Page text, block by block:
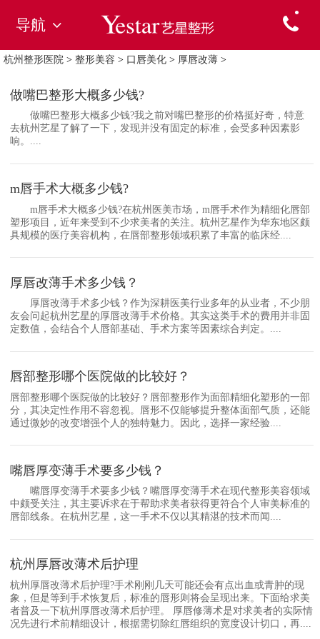
导航
杭州整形医院 > 整形美容 > 口唇美化 > 厚唇改薄 >
做嘴巴整形大概多少钱?
做嘴巴整形大概多少钱?我之前对嘴巴整形的价格挺好奇，特意
去杭州艺星了解了一下，发现并没有固定的标准，会受多种因素影
响。....
m唇手术大概多少钱?
m唇手术大概多少钱?在杭州医美市场，m唇手术作为精细化唇部
塑形项目，近年来受到不少求美者的关注。杭州艺星作为华东地区颇
具规模的医疗美容机构，在唇部整形领域积累了丰富的临床经....
厚唇改薄手术多少钱？
厚唇改薄手术多少钱？作为深耕医美行业多年的从业者，不少朋
友会问起杭州艺星的厚唇改薄手术价格。其实这类手术的费用并非固
定数值，会结合个人唇部基础、手术方案等因素综合判定。....
唇部整形哪个医院做的比较好？
唇部整形哪个医院做的比较好？唇部整形作为面部精细化塑形的一部
分，其决定性作用不容忽视。唇形不仅能够提升整体面部气质，还能
通过微妙的改变增强个人的独特魅力。因此，选择一家经验....
嘴唇厚变薄手术要多少钱？
嘴唇厚变薄手术要多少钱？嘴唇厚变薄手术在现代整形美容领域
中颇受关注，其主要诉求在于帮助求美者获得更符合个人审美标准的
唇部线条。在杭州艺星，这一手术不仅以其精湛的技术而闻....
杭州厚唇改薄术后护理
杭州厚唇改薄术后护理?手术刚刚几天可能还会有点出血或青肿的现
象，但是等到手术恢复后，标准的唇形则将会呈现出来。下面给求美
者普及一下杭州厚唇改薄术后护理。 厚唇修薄术是对求美者的实际情
况先进行术前精细设计，根据需切除红唇组织的宽度设计切口，再....